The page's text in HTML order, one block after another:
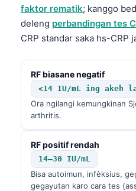
faktor rematik; kanggo
deleng perbandingan tes
CRP standar saka hs-CRP
RF biasane negatif
<14 IU/mL ing akeh
Ora ngilangi kemungkinan
arthritis.
RF positif rendah
14–30 IU/mL
Bisa autoimun, infèksius,
gegayutan karo cara tes